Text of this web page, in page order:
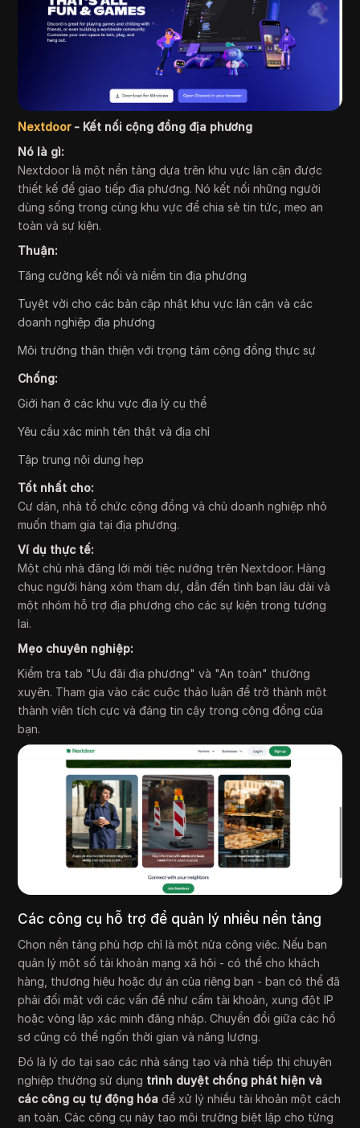
Nextdoor - Kết nối cộng đồng địa phương
Nó là gì:
Nextdoor là một nền tảng dựa trên khu vực lân cận được
thiết kế để giao tiếp địa phương. Nó kết nối những người
dùng sống trong cùng khu vực để chia sẻ tin tức, mẹo an
toàn và sự kiện.
Thuận:
Tăng cường kết nối và niềm tin địa phương
Tuyệt vời cho các bản cập nhật khu vực lân cận và các
doanh nghiệp địa phương
Môi trường thân thiện với trọng tâm cộng đồng thực sự
Chống:
Giới hạn ở các khu vực địa lý cụ thể
Yêu cầu xác minh tên thật và địa chỉ
Tập trung nội dung hẹp
Tốt nhất cho:
Cư dân, nhà tổ chức cộng đồng và chủ doanh nghiệp nhỏ
muốn tham gia tại địa phương.
Ví dụ thực tế:
Một chủ nhà đăng lời mời tiệc nướng trên Nextdoor. Hàng
chục người hàng xóm tham dự, dẫn đến tình bạn lâu dài và
một nhóm hỗ trợ địa phương cho các sự kiện trong tương
lai.
Mẹo chuyên nghiệp:
Kiểm tra tab "Ưu đãi địa phương" và "An toàn" thường
xuyên. Tham gia vào các cuộc thảo luận để trở thành một
thành viên tích cực và đáng tin cậy trong cộng đồng của
bạn.
Các công cụ hỗ trợ để quản lý nhiều nền tảng
Chọn nền tảng phù hợp chỉ là một nửa công việc. Nếu bạn
quản lý một số tài khoản mạng xã hội - có thể cho khách
hàng, thương hiệu hoặc dự án của riêng bạn - bạn có thể đã
phải đối mặt với các vấn đề như cấm tài khoản, xung đột IP
hoặc vòng lặp xác minh đăng nhập. Chuyển đổi giữa các hồ
sơ cũng có thể ngốn thời gian và năng lượng.
Đó là lý do tại sao các nhà sáng tạo và nhà tiếp thị chuyên
nghiệp thường sử dụng trình duyệt chống phát hiện và
các công cụ tự động hóa để xử lý nhiều tài khoản một cách
an toàn. Các công cụ này tạo môi trường biệt lập cho từng